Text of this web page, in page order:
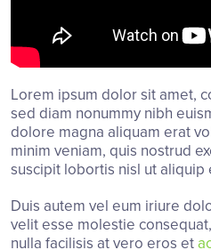
Lorem ipsum dolor sit amet,
sed diam nonummy nibh
dolore magna aliquam erat
minim veniam, quis nostrud
suscipit lobortis nisl ut aliquip
Duis autem vel eum iriure
velit esse molestie
nulla facilisis at vero eros et